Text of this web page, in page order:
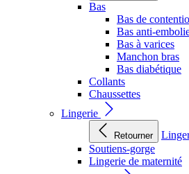
Bas
Bas de
Bas anti-
Bas à varices
Manchon bras
Bas diabétique
Collants
Chaussettes
Lingerie
Retourner
Soutiens-gorge
Lingerie de maternité